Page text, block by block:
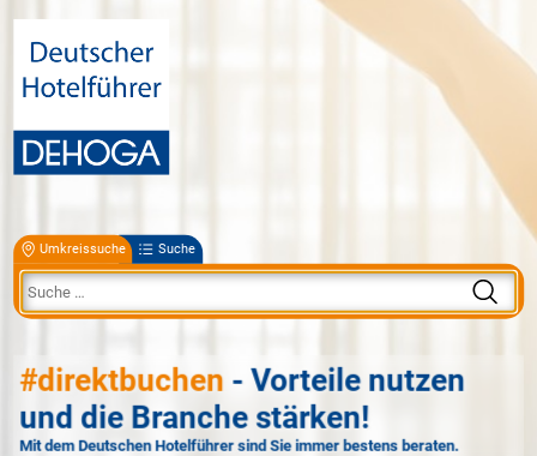
Umkreissuche Suche
#direktbuchen - Vorteile nutzen
und die Branche stärken!
Mit dem Deutschen Hotelführer sind Sie immer bestens beraten.